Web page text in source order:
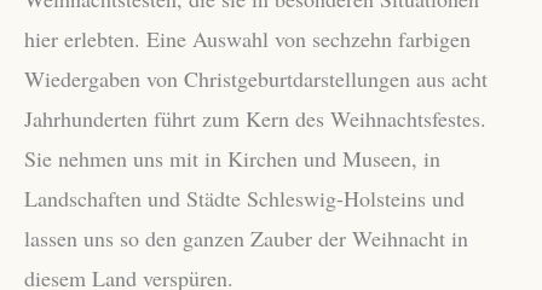
hier erlebten. Eine Auswahl von sechzehn farbigen
Wiedergaben von Christgeburtdarstellungen aus acht
Jahrhunderten führt zum Kern des Weihnachtsfestes.
Sie nehmen uns mit in Kirchen und Museen, in
Landschaften und Städte Schleswig-Holsteins und
lassen uns so den ganzen Zauber der Weihnacht in
diesem Land verspüren.